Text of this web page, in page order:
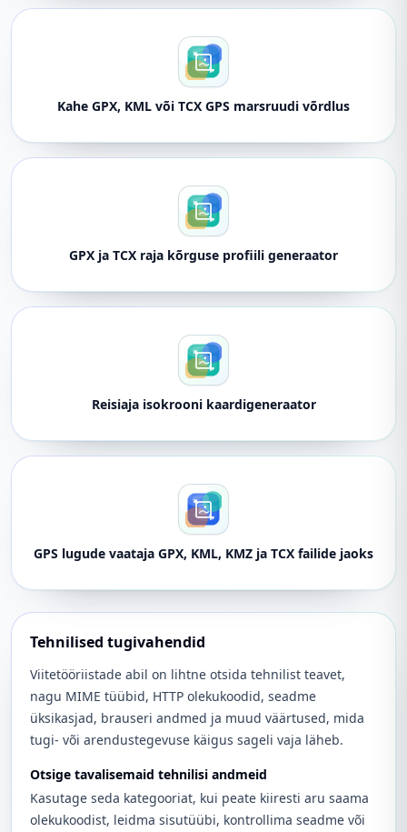
Kahe GPX, KML või TCX GPS marsruudi võrdlus
GPX ja TCX raja kõrguse profiili generaator
Reisiaja isokrooni kaardigeneraator
GPS lugude vaataja GPX, KML, KMZ ja TCX failide jaoks
Tehnilised tugivahendid
Viitetööriistade abil on lihtne otsida tehnilist teavet,
nagu MIME tüübid, HTTP olekukoodid, seadme
üksikasjad, brauseri andmed ja muud väärtused, mida
tugi- või arendustegevuse käigus sageli vaja läheb.
Otsige tavalisemaid tehnilisi andmeid
Kasutage seda kategooriat, kui peate kiiresti aru saama
olekukoodist, leidma sisutüübi, kontrollima seadme või